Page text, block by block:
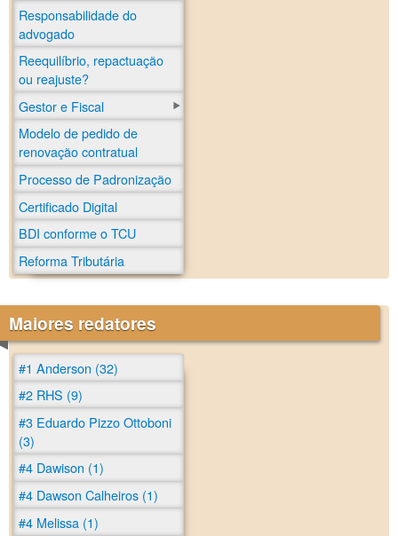
Responsabilidade do
advogado
Reequilíbrio, repactuação
ou reajuste?
Gestor e Fiscal
Modelo de pedido de
renovação contratual
Processo de Padronização
Certificado Digital
BDI conforme o TCU
Reforma Tributária
Maiores redatores
#1 Anderson (32)
#2 RHS (9)
#3 Eduardo Pizzo Ottoboni
(3)
#4 Dawison (1)
#4 Dawson Calheiros (1)
#4 Melissa (1)